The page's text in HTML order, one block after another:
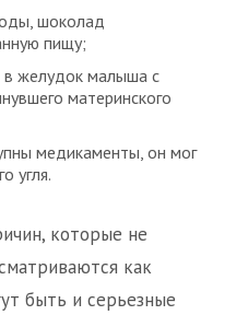
шоколад
пищу;
желудок малыша с
материнского
медикаменты, он мог
угля.
которые не
как
быть и серьезные